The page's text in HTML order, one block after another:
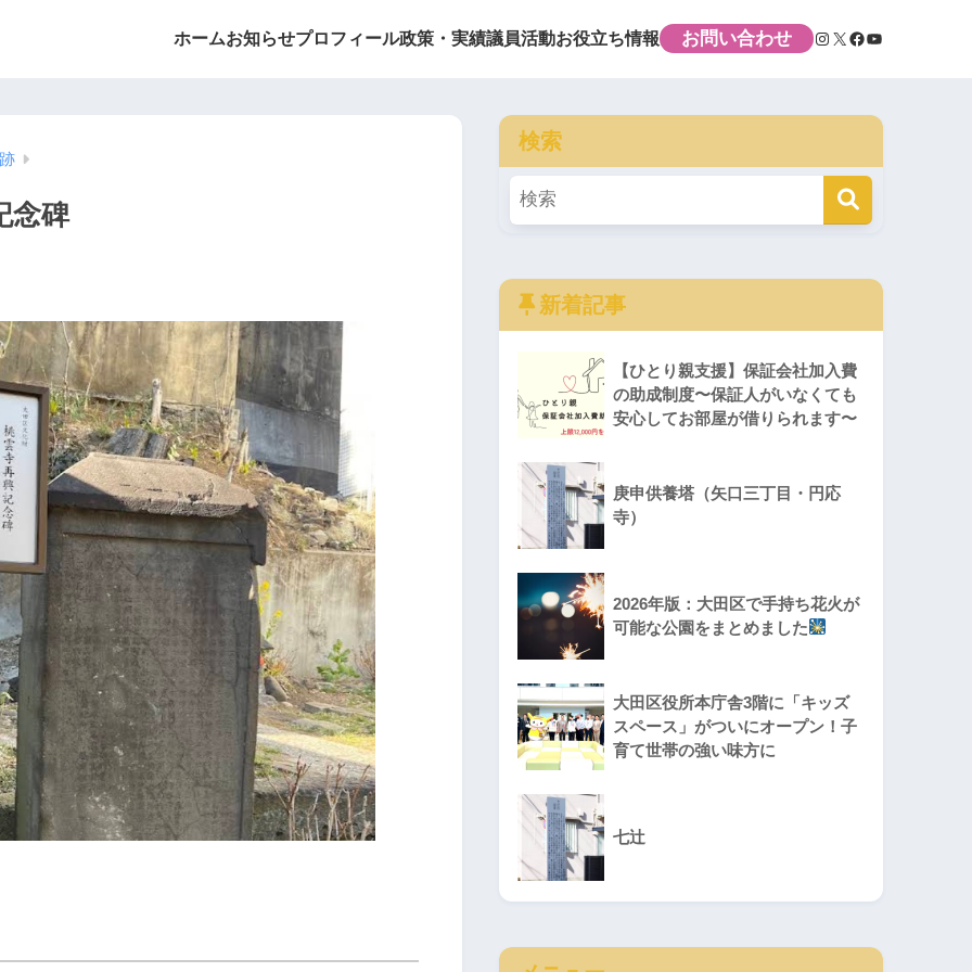
ホームお知らせプロフィール政策・実績議員活動お役立ち情報 お問い合わせ
念碑
検索
新着記事
【ひとり親支援】保証会社加入費
の助成制度〜保証人がいなくても
安心してお部屋が借りられます〜
庚申供養塔（矢口三丁目・円応
寺）
2026年版：大田区で手持ち花火が
可能な公園をまとめました
大田区役所本庁舎3階に「キッズ
スペース」がついにオープン！子
育て世帯の強い味方に
七辻